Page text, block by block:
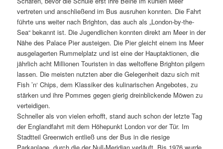
vertreten und anschließend im Bus ausruhen konnten. Die Fahrt
führte uns weiter nach Brighton, das auch als „London-by-the-
Sea“ bekannt ist. Die Jugendlichen konnten direkt am Meer in der
Nähe des Palace Pier austeigen. Die Pier gleicht einem ins Meer
ausgelagerten Rummelplatz und ist eine der Hauptaktionen, die
jährlich acht Millionen Touristen in das weltoffene Brighton pilgern
lassen. Die meisten nutzten aber die Gelegenheit dazu sich mit
Fish ’n‘ Chips, dem Klassiker des kulinarischen Angebotes, zu
stärken und ihre Pommes gegen gierig dreinblickende Möwen zu
verteidigen.
Schneller als von vielen erhofft, stand auch schon der letzte Tag
der Englandfahrt mit dem Höhepunkt London vor der Tür. Im
Stadtteil Greenwich entließ uns der Bus in die riesige
Parkanlage, durch die der Null-Meridian verläuft. Bis 1976 wurde